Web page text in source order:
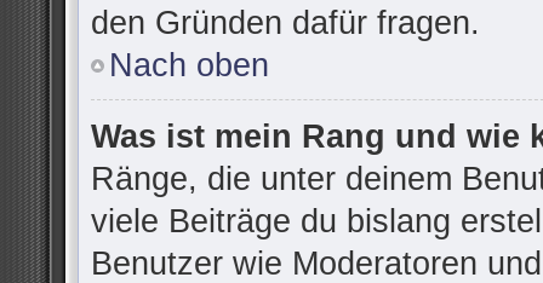
den Gründen dafür fragen.
Nach oben
Was ist mein Rang und wie
Ränge, die unter deinem
viele Beiträge du bislang
Benutzer wie Moderatoren